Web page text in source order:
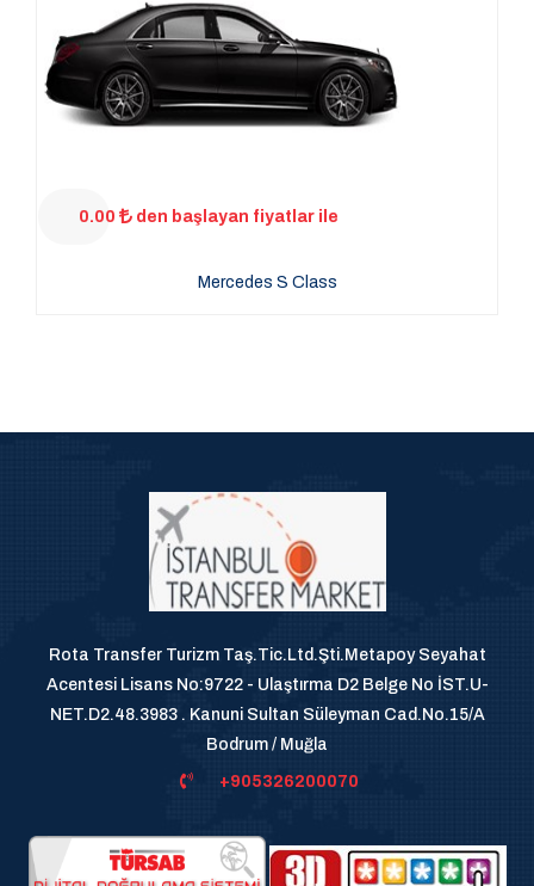
0.00 den başlayan fiyatlar ile
Mercedes S Class
Rota Transfer Turizm Taş.Tic.Ltd.Şti.Metapoy Seyahat
Acentesi Lisans No:9722 - Ulaştırma D2 Belge No İST.U-
NET.D2.48.3983 . Kanuni Sultan Süleyman Cad.No.15/A
Bodrum / Muğla
+905326200070